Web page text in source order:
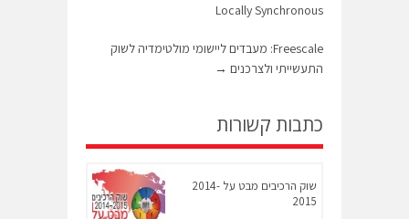
Locally Synchronous
Freescale: מעבדים ליישומי מולטימדיה לשוק
התעשייתי ולצרכנים →
כתבות קשורות
שוק הרכיבים מבט על 2014-
2015